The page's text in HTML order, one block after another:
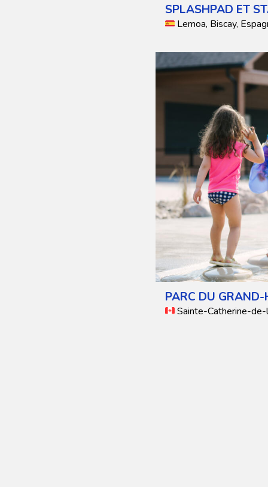
SPLASHPAD ET
Lemoa, Biscay,
PARC DU GRAND-
Sainte-Catherine-de-